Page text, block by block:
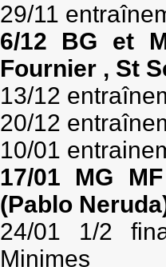
29/11
6/12 BG et
Fournier , St
13/12
20/12
10/01
17/01 MG
(Pablo
24/01 1/2
Minimes